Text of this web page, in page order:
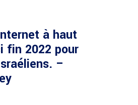
à haut
fin 2022 pour
–